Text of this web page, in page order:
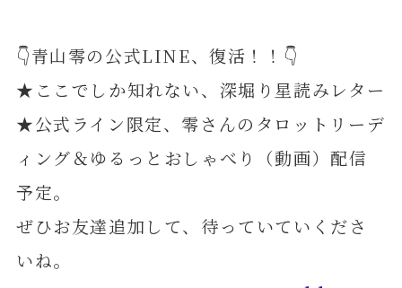
👇青山零の公式LINE、復活！！👇
★ここでしか知れない、深堀り星読みレター
★公式ライン限定、零さんのタロットリーデ
ィング＆ゆるっとおしゃべり（動画）配信
予定。
ぜひお友達追加して、待っていていくださ
いね。